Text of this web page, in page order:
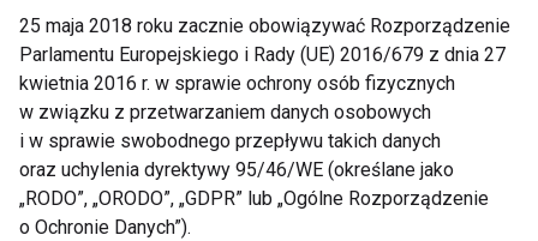
kształtowaniu się sklepienia niezbyt jeszcze
foremnej stopy małego dziecka. Podczas biegania
na bosaka, nawet w piaskownicy palce dziecka mogą
swobodnie zginać się i prostować, co sprzyja ich
prawidłowemu rozwojowi. Chodzenie boso to
sposób na hartowanie pociechy. Naczynia
krwionośne przystosowują się wtedy do
25 maja 2018 roku zacznie obowiązywać Rozporządzenie
Parlamentu Europejskiego i Rady (UE) 2016/679 z dnia 27
kwietnia 2016 r. w sprawie ochrony osób fizycznych
w związku z przetwarzaniem danych osobowych
i w sprawie swobodnego przepływu takich danych
oraz uchylenia dyrektywy 95/46/WE (określane jako
„RODO”, „ORODO”, „GDPR” lub „Ogólne Rozporządzenie
o Ochronie Danych”).